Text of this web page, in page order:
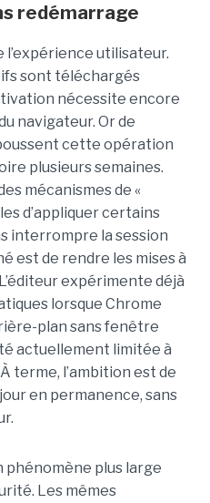
redémarrage
l’expérience utilisateur.
sont téléchargés
nécessite encore
navigateur. Or de
cette opération
plusieurs semaines.
mécanismes de «
d’appliquer certains
interrompre la session
est de rendre les mises à
expérimente déjà
lorsque Chrome
plan sans fenêtre
actuellement limitée à
terme, l’ambition est de
en permanence, sans
plus large
Les mêmes